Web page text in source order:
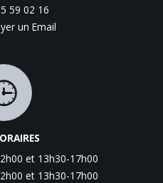
59 02 16
un Email
et 13h30-17h00
et 13h30-17h00